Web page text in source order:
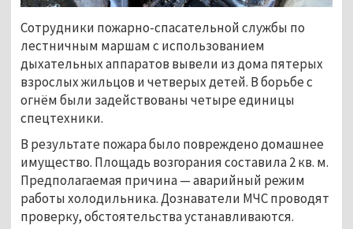
Сотрудники пожарно-спасательной службы по
лестничным маршам с использованием
дыхательных аппаратов вывели из дома пятерых
взрослых жильцов и четверых детей. В борьбе с
огнём были задействованы четыре единицы
спецтехники.
В результате пожара было повреждено домашнее
имущество. Площадь возгорания составила 2 кв. м.
Предполагаемая причина — аварийный режим
работы холодильника. Дознаватели МЧС проводят
проверку, обстоятельства устанавливаются.